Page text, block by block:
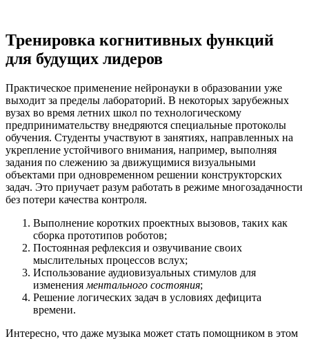
Тренировка когнитивных функций
для будущих лидеров
Практическое применение нейронауки в образовании уже
выходит за пределы лабораторий. В некоторых зарубежных
вузах во время летних школ по технологическому
предпринимательству внедряются специальные протоколы
обучения. Студенты участвуют в занятиях, направленных на
укрепление устойчивого внимания, например, выполняя
задания по слежению за движущимися визуальными
объектами при одновременном решении конструкторских
задач. Это приучает разум работать в режиме многозадачности
без потери качества контроля.
Выполнение коротких проектных вызовов, таких как
сборка прототипов роботов;
Постоянная рефлексия и озвучивание своих
мыслительных процессов вслух;
Использование аудиовизуальных стимулов для
изменения ментального состояния;
Решение логических задач в условиях дефицита
времени.
Интересно, что даже музыка может стать помощником в этом